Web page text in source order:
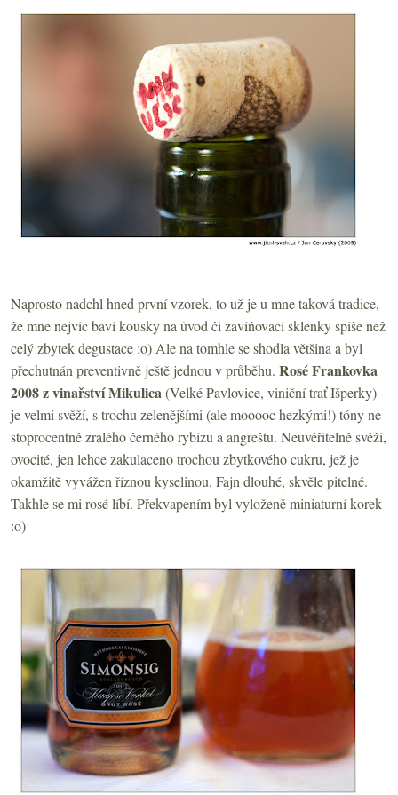
Naprosto nadchl hned první vzorek, to už je u mne taková tradice,
že mne nejvíc baví kousky na úvod či zavíňovací sklenky spíše než
celý zbytek degustace :o) Ale na tomhle se shodla většina a byl
přechutnán preventivně ještě jednou v průběhu. Rosé Frankovka
2008 z vinařství Mikulica(Velké Pavlovice, viniční trať Išperky)
je velmi svěží, s trochu zelenějšími (ale mooooc hezkými!) tóny ne
stoprocentně zralého černého rybízu a angreštu. Neuvěřitelně svěží,
ovocité, jen lehce zakulaceno trochou zbytkového cukru, jež je
okamžitě vyvážen říznou kyselinou. Fajn dlouhé, skvěle pitelné.
Takhle se mi rosé líbí. Překvapením byl vyloženě miniaturní korek
:o)